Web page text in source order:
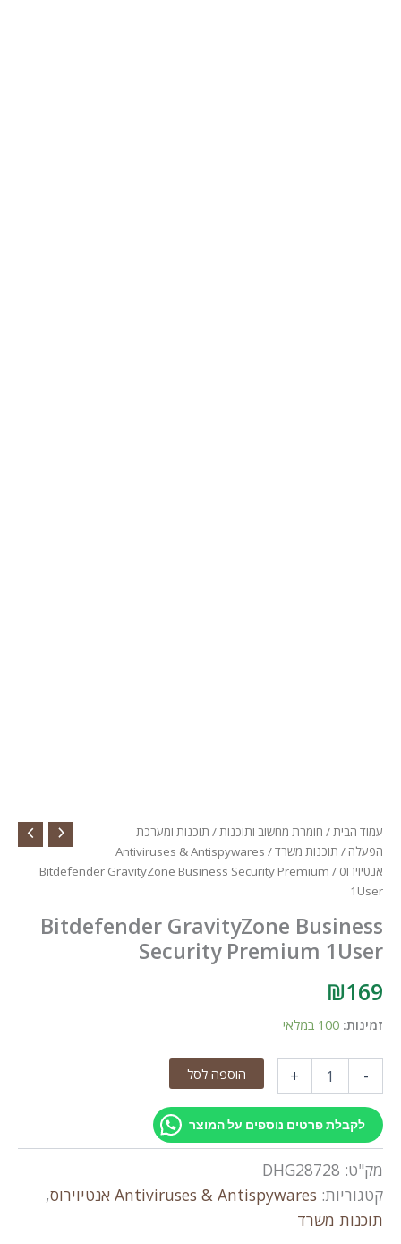
עמוד הבית/ חומרת מחשוב ותוכנות/ תוכנות ומערכת
הפעלה / תוכנות משרד/
Antiviruses & Antispywares
אנטיוירוס
/ Bitdefender GravityZone Business Security Premium
1User
Bitdefender GravityZone Business
Security Premium 1User
₪169
זמינות: 100 במלאי
-
GravityZone
Business
Premium
1User
+ הוספה לסל
לקבלת פרטים נוספים על המוצר
מק"ט: DHG28728
קטגוריות: Antiviruses & Antispywares אנטיוירוס
,
תוכנות משרד